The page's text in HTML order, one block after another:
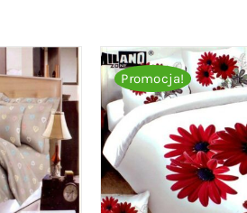
VIEW
Promocja!
DODAJ DO KOSZYKA